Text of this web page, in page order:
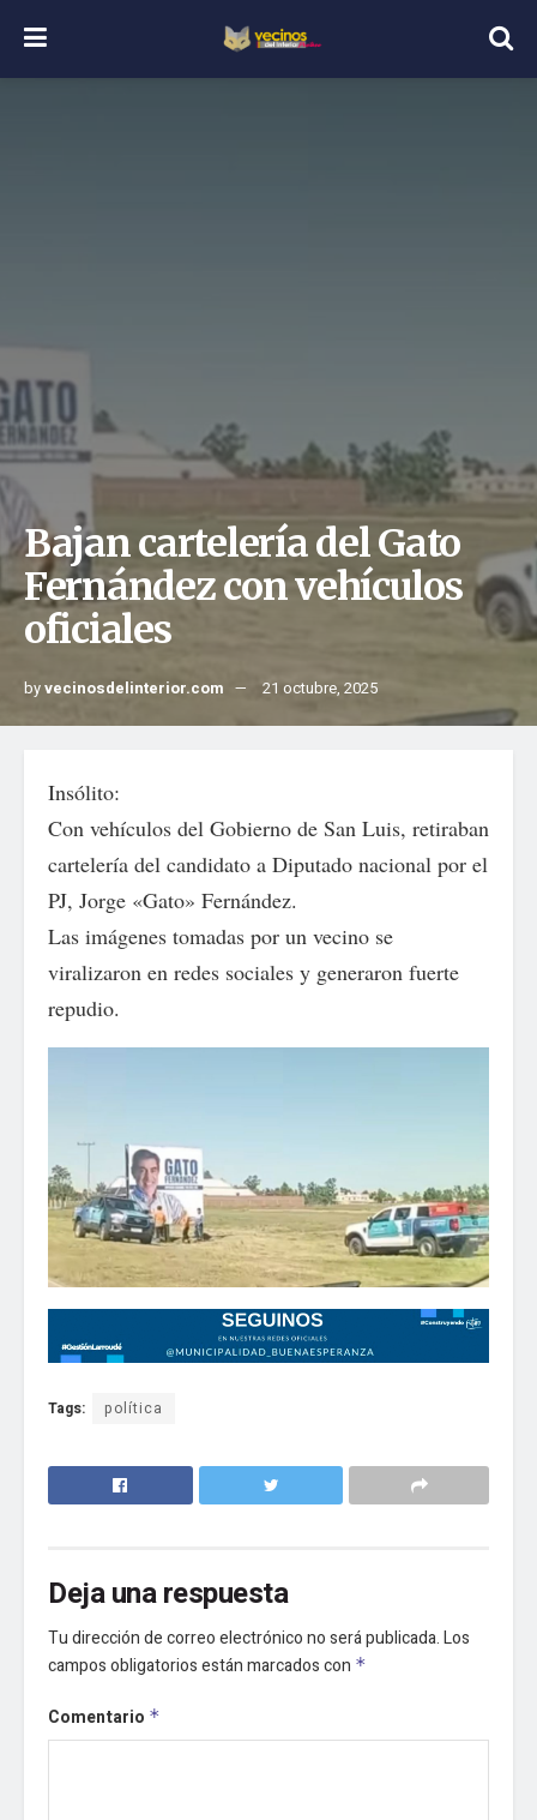
Bajan cartelería del Gato
Fernández con vehículos
oficiales
byvecinosdelinterior.com 21 octubre, 2025
Insólito:
Con vehículos del Gobierno de San Luis, retiraban
cartelería del candidato a Diputado nacional por el
PJ, Jorge «Gato» Fernández.
Las imágenes tomadas por un vecino se
viralizaron en redes sociales y generaron fuerte
repudio.
Tags: política
Deja una respuesta
Tu dirección de correo electrónico no será publicada.Los
campos obligatorios están marcados con *
Comentario *